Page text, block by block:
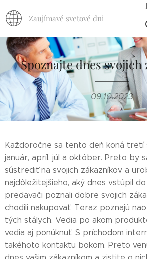
Zaujímavé svetové dni
Spoznajte dnes svojich
09.10.2023
Každoročne sa tento deň koná tretí
január, apríl, júl a október. Preto by
sústrediť na svojich zákazníkov a
najdôležitejšieho, aký dnes vstúpil
predavači poznali dobre svojich
chodili nakupovať. Teraz poznajú
tých stálych. Vedia po akom
vedia aj ponúknuť. S príchodom
takéhoto kontaktu bokom. Preto